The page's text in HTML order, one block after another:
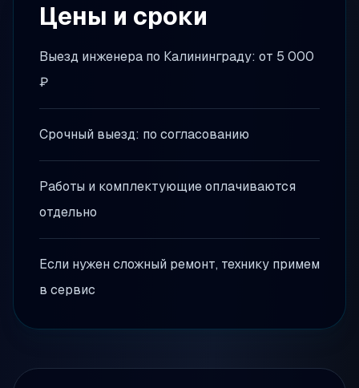
Цены и сроки
Выезд инженера по Калининграду: от 5 000
₽
Срочный выезд: по согласованию
Работы и комплектующие оплачиваются
отдельно
Если нужен сложный ремонт, технику примем
в сервис